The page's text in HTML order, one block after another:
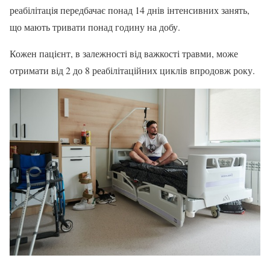
реабілітація передбачає понад 14 днів інтенсивних занять,
що мають тривати понад годину на добу.
Кожен пацієнт, в залежності від важкості травми, може
отримати від 2 до 8 реабілітаційних циклів впродовж року.